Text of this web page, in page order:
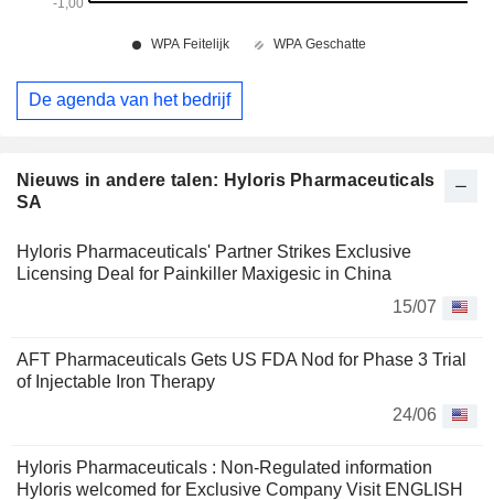
Nieuws in andere talen: Hyloris Pharmaceuticals
SA
Hyloris Pharmaceuticals' Partner Strikes Exclusive
Licensing Deal for Painkiller Maxigesic in China
15/07
AFT Pharmaceuticals Gets US FDA Nod for Phase 3 Trial
of Injectable Iron Therapy
24/06
Hyloris Pharmaceuticals : Non-Regulated information
Hyloris welcomed for Exclusive Company Visit ENGLISH
De agenda van het bedrijf